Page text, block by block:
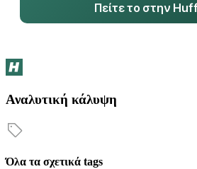
Πείτε το στην
Αναλυτική κάλυψη
Όλα τα σχετικά tags